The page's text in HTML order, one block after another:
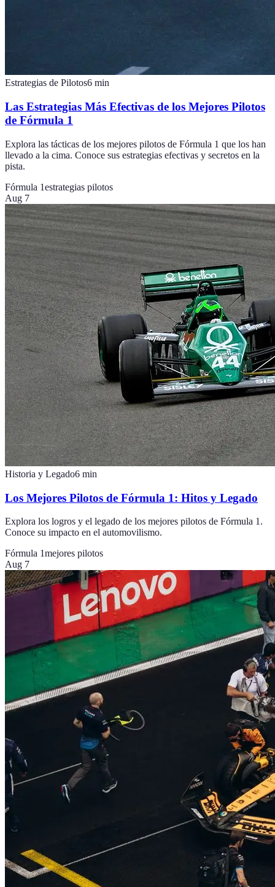
Estrategias de Pilotos6 min
Las Estrategias Más Efectivas de los Mejores Pilotos
de Fórmula 1
Explora las tácticas de los mejores pilotos de Fórmula 1 que los han
llevado a la cima. Conoce sus estrategias efectivas y secretos en la
pista.
Fórmula 1estrategias pilotos
Aug 7
Historia y Legado6 min
Los Mejores Pilotos de Fórmula 1: Hitos y Legado
Explora los logros y el legado de los mejores pilotos de Fórmula 1.
Conoce su impacto en el automovilismo.
Fórmula 1mejores pilotos
Aug 7